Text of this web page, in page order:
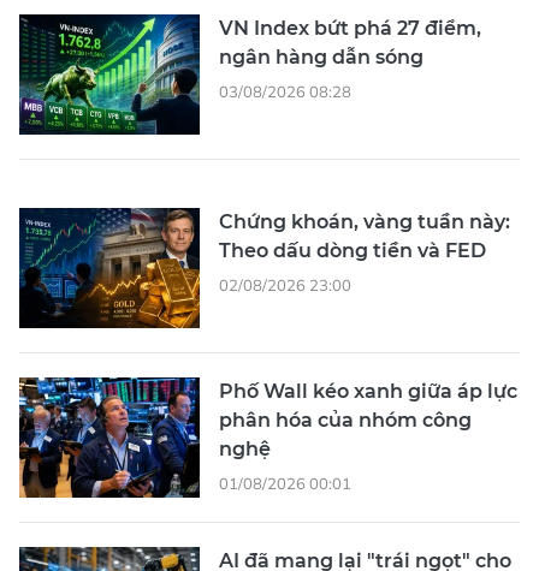
VN Index bứt phá 27 điểm,
ngân hàng dẫn sóng
03/08/2026 08:28
Chứng khoán, vàng tuần này:
Theo dấu dòng tiền và FED
02/08/2026 23:00
Phố Wall kéo xanh giữa áp lực
phân hóa của nhóm công
nghệ
01/08/2026 00:01
AI đã mang lại "trái ngọt" cho